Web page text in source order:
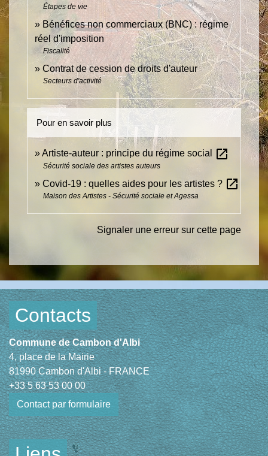
Étapes de vie
Bénéfices non commerciaux (BNC) : régime
réel d'imposition
Fiscalité
Contrat de cession de droits d'auteur
Secteurs d'activité
Pour en savoir plus
Artiste-auteur : principe du régime social open_in_new
Sécurité sociale des artistes auteurs
Covid-19 : quelles aides pour les artistes ? open_in_new
Maison des Artistes - Sécurité sociale et Agessa
Signaler une erreur sur cette page
Contacts
Commune de Cambon d'Albi
4, place de la Mairie
81990 Cambon d'Albi - FRANCE
+33 5 63 53 00 00
Contact par formulaire